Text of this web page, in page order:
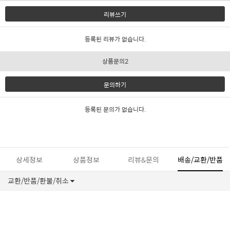
리뷰쓰기
등록된 리뷰가 없습니다.
상품문의2
문의하기
등록된 문의가 없습니다.
상세정보 상품정보 리뷰&문의
배송/교환/반품
교환/반품/환불/취소